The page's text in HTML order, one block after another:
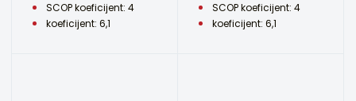
SCOP koeficijent: 4
koeficijent: 6,1
SCOP koeficijent: 4
koeficijent: 6,1